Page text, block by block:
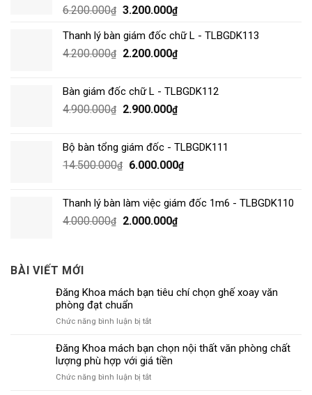
6.200.000₫ 3.200.000₫
Thanh lý bàn giám đốc chữ L - TLBGDK113
4.200.000₫ 2.200.000₫
Bàn giám đốc chữ L - TLBGDK112
4.900.000₫ 2.900.000₫
Bộ bàn tổng giám đốc - TLBGDK111
14.500.000₫ 6.000.000₫
Thanh lý bàn làm việc giám đốc 1m6 - TLBGDK110
4.000.000₫ 2.000.000₫
BÀI VIẾT MỚI
Đăng Khoa mách bạn tiêu chí chọn ghế xoay văn
phòng đạt chuẩn
Chức năng bình luận bị tắtở
Khoa
mách
tiêu
Đăng Khoa mách bạn chọn nội thất văn phòng chất
lượng phù hợp với giá tiền
Chức năng bình luận bị tắtở